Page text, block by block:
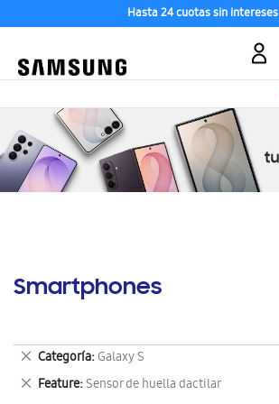
Hasta 24 cuotas sin intereses
Smartphones
Categoría Galaxy S
Eliminar
este
artículo
Feature Sensor de huella dactilar
Eliminar